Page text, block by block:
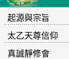
起源與宗旨
太乙天尊信仰
真誠靜修會